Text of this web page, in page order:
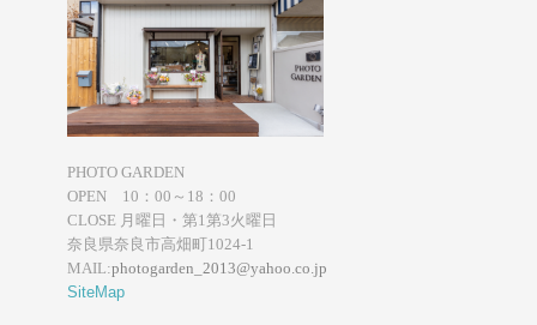
PHOTO GARDEN
OPEN 10：00～18：00
CLOSE 月曜日・第1第3火曜日
奈良県奈良市高畑町1024-1
MAIL:photogarden_2013@yahoo.co.jp
SiteMap